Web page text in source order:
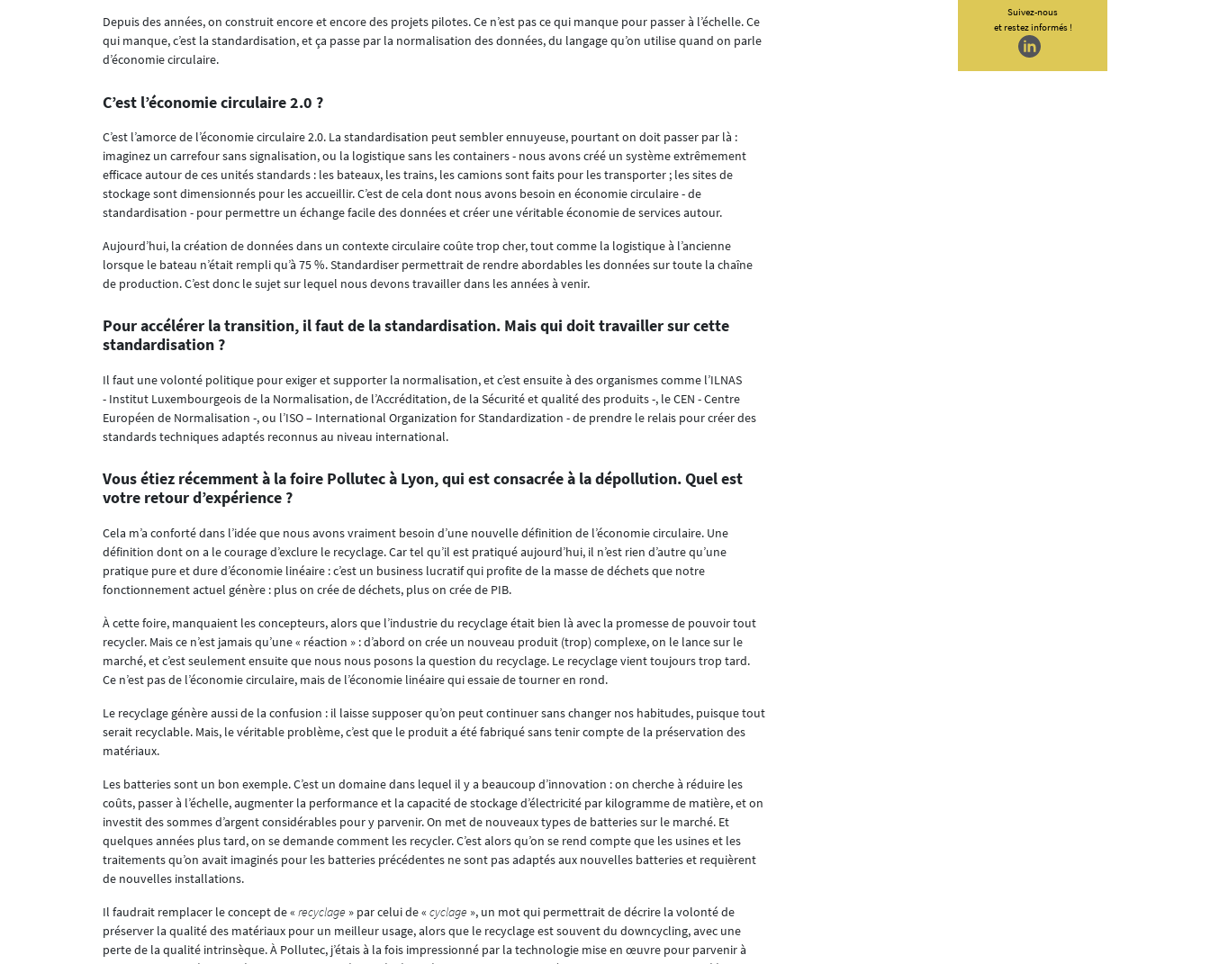
Depuis des années, on construit encore et encore des projets pilotes. Ce n’est pas ce qui manque pour passer à l’échelle. Ce
qui manque, c’est la standardisation, et ça passe par la normalisation des données, du langage qu’on utilise quand on parle
d’économie circulaire.
C’est l’économie circulaire 2.0 ?
C’est l’amorce de l’économie circulaire 2.0. La standardisation peut sembler ennuyeuse, pourtant on doit passer par là :
imaginez un carrefour sans signalisation, ou la logistique sans les containers - nous avons créé un système extrêmement
efficace autour de ces unités standards : les bateaux, les trains, les camions sont faits pour les transporter ; les sites de
stockage sont dimensionnés pour les accueillir. C’est de cela dont nous avons besoin en économie circulaire - de
standardisation - pour permettre un échange facile des données et créer une véritable économie de services autour.
Aujourd’hui, la création de données dans un contexte circulaire coûte trop cher, tout comme la logistique à l’ancienne
lorsque le bateau n’était rempli qu’à 75 %. Standardiser permettrait de rendre abordables les données sur toute la chaîne
de production. C’est donc le sujet sur lequel nous devons travailler dans les années à venir.
Pour accélérer la transition, il faut de la standardisation. Mais qui doit travailler sur cette
standardisation ?
Il faut une volonté politique pour exiger et supporter la normalisation, et c’est ensuite à des organismes comme l’ILNAS
- Institut Luxembourgeois de la Normalisation, de l’Accréditation, de la Sécurité et qualité des produits -, le CEN - Centre
Européen de Normalisation -, ou l’ISO – International Organization for Standardization - de prendre le relais pour créer des
standards techniques adaptés reconnus au niveau international.
Vous étiez récemment à la foire Pollutec à Lyon, qui est consacrée à la dépollution. Quel est
votre retour d’expérience ?
Cela m’a conforté dans l’idée que nous avons vraiment besoin d’une nouvelle définition de l’économie circulaire. Une
définition dont on a le courage d’exclure le recyclage. Car tel qu’il est pratiqué aujourd’hui, il n’est rien d’autre qu’une
pratique pure et dure d’économie linéaire : c’est un business lucratif qui profite de la masse de déchets que notre
fonctionnement actuel génère : plus on crée de déchets, plus on crée de PIB.
À cette foire, manquaient les concepteurs, alors que l’industrie du recyclage était bien là avec la promesse de pouvoir tout
recycler. Mais ce n’est jamais qu’une « réaction » : d’abord on crée un nouveau produit (trop) complexe, on le lance sur le
marché, et c’est seulement ensuite que nous nous posons la question du recyclage. Le recyclage vient toujours trop tard.
Ce n’est pas de l’économie circulaire, mais de l’économie linéaire qui essaie de tourner en rond.
Le recyclage génère aussi de la confusion : il laisse supposer qu’on peut continuer sans changer nos habitudes, puisque tout
serait recyclable. Mais, le véritable problème, c’est que le produit a été fabriqué sans tenir compte de la préservation des
matériaux.
Les batteries sont un bon exemple. C’est un domaine dans lequel il y a beaucoup d’innovation : on cherche à réduire les
coûts, passer à l’échelle, augmenter la performance et la capacité de stockage d’électricité par kilogramme de matière, et on
investit des sommes d’argent considérables pour y parvenir. On met de nouveaux types de batteries sur le marché. Et
quelques années plus tard, on se demande comment les recycler. C’est alors qu’on se rend compte que les usines et les
traitements qu’on avait imaginés pour les batteries précédentes ne sont pas adaptés aux nouvelles batteries et requièrent
de nouvelles installations.
Il faudrait remplacer le concept de « recyclage » par celui de « cyclage », un mot qui permettrait de décrire la volonté de
préserver la qualité des matériaux pour un meilleur usage, alors que le recyclage est souvent du downcycling, avec une
perte de la qualité intrinsèque. À Pollutec, j’étais à la fois impressionné par la technologie mise en œuvre pour parvenir à
Suivez-nous
et restez informés !